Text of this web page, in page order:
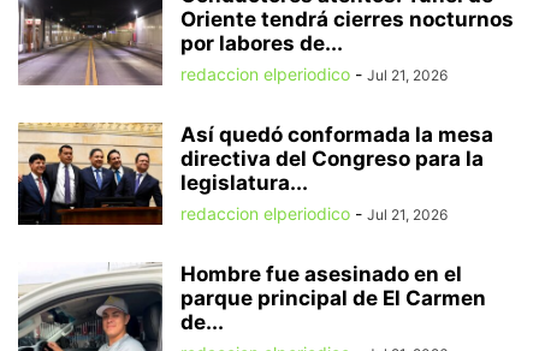
Oriente tendrá cierres nocturnos
por labores de...
redaccion elperiodico - Jul 21, 2026
Así quedó conformada la mesa
directiva del Congreso para la
legislatura...
redaccion elperiodico - Jul 21, 2026
Hombre fue asesinado en el
parque principal de El Carmen
de...